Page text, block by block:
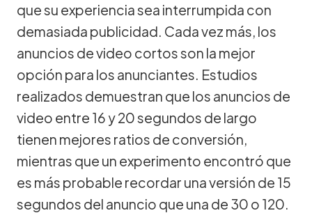
que su experiencia sea interrumpida con
demasiada publicidad. Cada vez más, los
anuncios de video cortos son la mejor
opción para los anunciantes. Estudios
realizados demuestran que los anuncios de
video entre 16 y 20 segundos de largo
tienen mejores ratios de conversión,
mientras que un experimento encontró que
es más probable recordar una versión de 15
segundos del anuncio que una de 30 o 120.